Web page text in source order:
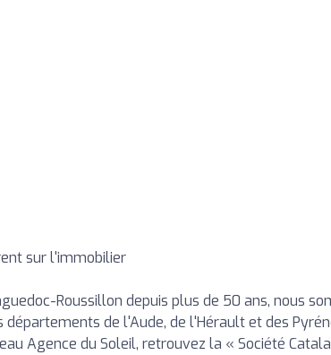
sur l'immobilier
Roussillon depuis plus de 50 ans, nous
départements de l'Aude, de l'Hérault et des
Agence du Soleil, retrouvez la « Société